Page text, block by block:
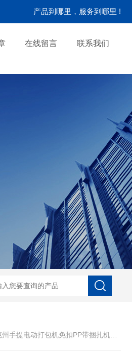
产品到哪里，服务到哪里 !
在线留言 联系我们
作码垛机纸箱码垛械手 DZ-760全自动
州手提电动打包机免扣PP带捆扎机厂家